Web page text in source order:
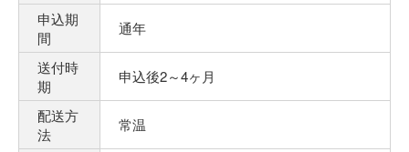
申込期
間
通年
送付時
期
申込後2～4ヶ月
配送方
法
常温